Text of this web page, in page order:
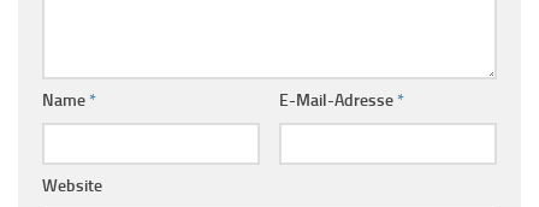
Name* E-Mail-Adresse*
Website